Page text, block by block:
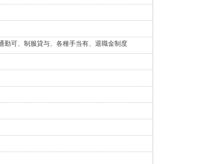
勤可、制服貸与、各種手当有、退職金制度